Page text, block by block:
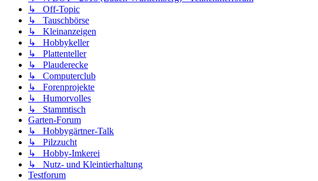
↳ Off-Topic
↳ Tauschbörse
↳ Kleinanzeigen
↳ Hobbykeller
↳ Plattenteller
↳ Plauderecke
↳ Computerclub
↳ Forenprojekte
↳ Humorvolles
↳ Stammtisch
Garten-Forum
↳ Hobbygärtner-Talk
↳ Pilzzucht
↳ Hobby-Imkerei
↳ Nutz- und Kleintierhaltung
Testforum